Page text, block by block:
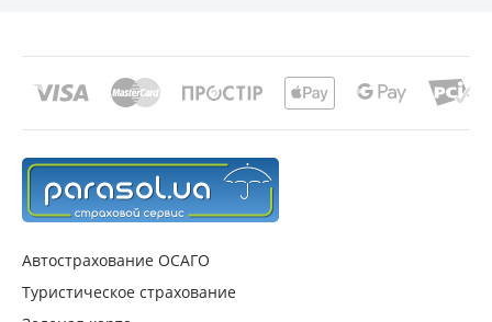
Автострахование ОСАГО
Туристическое страхование